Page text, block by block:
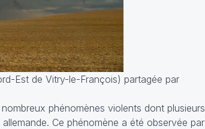
Est de Vitry-le-François) partagée par
phénomènes violents dont plusieurs
Ce phénomène a été observée par